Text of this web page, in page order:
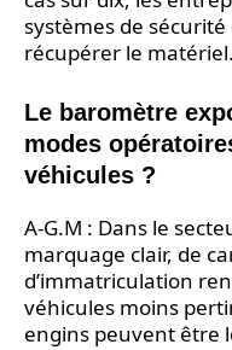
systèmes de sécurité
récupérer le matériel.
Le baromètre
modes
véhicules ?
A-G.M : Dans le
marquage clair, de
d’immatriculation
véhicules moins
engins peuvent être